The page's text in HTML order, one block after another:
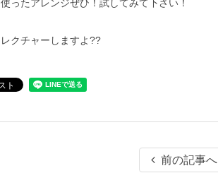
使ったアレンジぜひ！試してみて下さい！
レクチャーしますよ??
前の記事へ